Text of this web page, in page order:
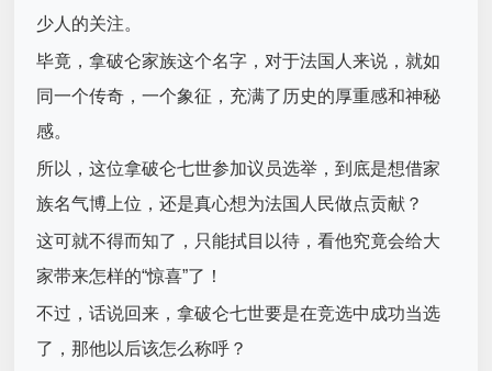
少人的关注。
毕竟，拿破仑家族这个名字，对于法国人来说，就如
同一个传奇，一个象征，充满了历史的厚重感和神秘
感。
所以，这位拿破仑七世参加议员选举，到底是想借家
族名气博上位，还是真心想为法国人民做点贡献？
这可就不得而知了，只能拭目以待，看他究竟会给大
家带来怎样的“惊喜”了！
不过，话说回来，拿破仑七世要是在竞选中成功当选
了，那他以后该怎么称呼？